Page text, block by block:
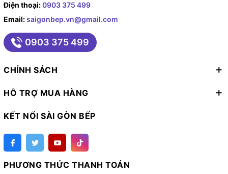
Điện thoại:0903 375 499
Email:saigonbep.vn@gmail.com
0903 375 499
CHÍNH SÁCH
HỖ TRỢ MUA HÀNG
KẾT NỐI SÀI GÒN BẾP
PHƯƠNG THỨC THANH TOÁN